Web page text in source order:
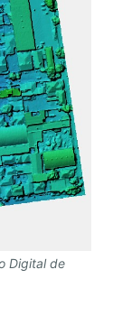
Digital de